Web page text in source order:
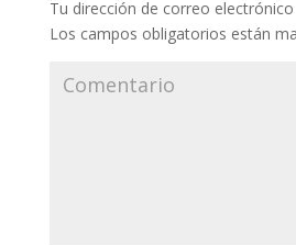
Tu dirección de correo
Los campos obligatorios están